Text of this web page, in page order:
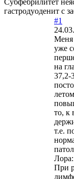
Субфебрилитет
гастродуоденит с
#1
Меня
уже
на
37,2-
то, к
т.е.
При